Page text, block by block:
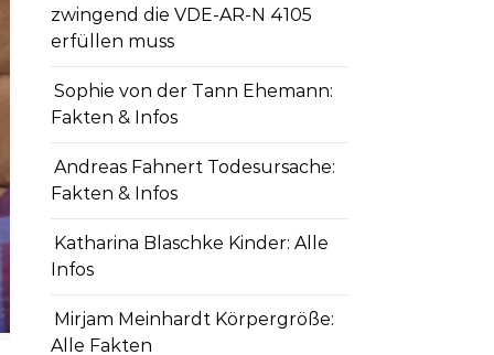
zwingend die VDE-AR-N 4105
erfüllen muss
Sophie von der Tann Ehemann:
Fakten & Infos
Andreas Fahnert Todesursache:
Fakten & Infos
Katharina Blaschke Kinder: Alle
Infos
Mirjam Meinhardt Körpergröße:
Alle Fakten